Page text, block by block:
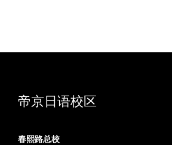
帝京日语校区
春熙路总校